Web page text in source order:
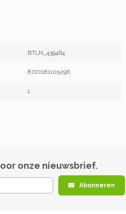
BTLN_439464
8720181105296
1
onze nieuwsbrief.
Abonneren